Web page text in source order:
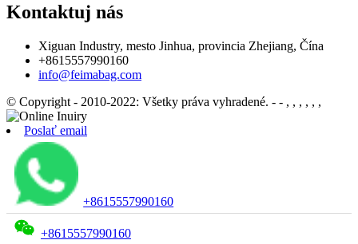
Kontaktuj nás
Xiguan Industry, mesto Jinhua, provincia Zhejiang, Čína
+8615557990160
info@feimabag.com
© Copyright - 2010-2022: Všetky práva vyhradené. - - , , , , , ,
Poslať email
+8615557990160
+8615557990160